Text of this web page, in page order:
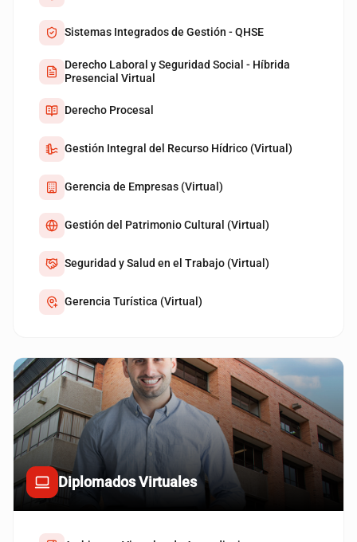
Sistemas Integrados de Gestión - QHSE
Derecho Laboral y Seguridad Social - Híbrida
Presencial Virtual
Derecho Procesal
Gestión Integral del Recurso Hídrico (Virtual)
Gerencia de Empresas (Virtual)
Gestión del Patrimonio Cultural (Virtual)
Seguridad y Salud en el Trabajo (Virtual)
Gerencia Turística (Virtual)
Diplomados Virtuales